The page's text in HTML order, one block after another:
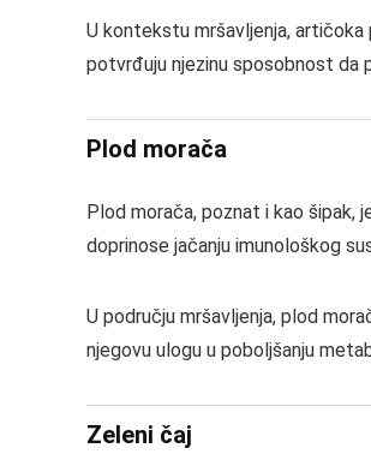
U kontekstu mršavljenja,
potvrđuju njezinu sposobnost da
Plod morača
Plod morača, poznat i kao šipak,
doprinose jačanju imunološkog
U području mršavljenja, plod
njegovu ulogu u poboljšanju
Zeleni čaj